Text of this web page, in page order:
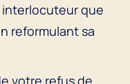
interlocuteur que
reformulant sa
votre refus de